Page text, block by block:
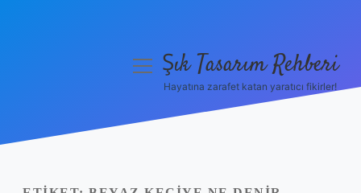
Yasal Uyarı
menüyüŞık Tasarım Rehberi
Hayatına zarafet katan yaratıcı fikirler!